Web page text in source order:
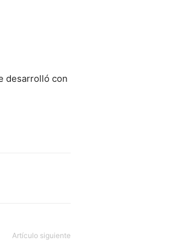
desarrolló con
Artículo siguiente